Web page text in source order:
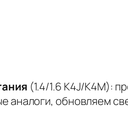
(1.4/1.6 K4J/K4M):
аналоги, обновляем